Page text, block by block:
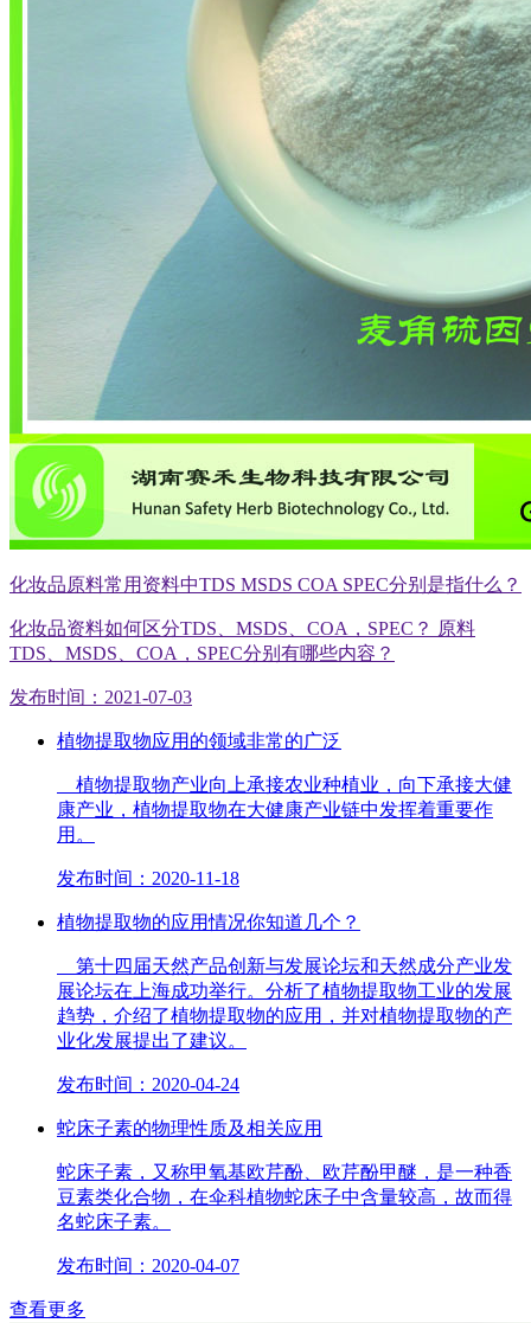
化妆品原料常用资料中TDS MSDS COA SPEC分别是指什么？
化妆品资料如何区分TDS、MSDS、COA，SPEC？ 原料
TDS、MSDS、COA，SPEC分别有哪些内容？
发布时间：2021-07-03
植物提取物应用的领域非常的广泛
植物提取物产业向上承接农业种植业，向下承接大健
康产业，植物提取物在大健康产业链中发挥着重要作
用。
发布时间：2020-11-18
植物提取物的应用情况你知道几个？
第十四届天然产品创新与发展论坛和天然成分产业发
展论坛在上海成功举行。分析了植物提取物工业的发展
趋势，介绍了植物提取物的应用，并对植物提取物的产
业化发展提出了建议。
发布时间：2020-04-24
蛇床子素的物理性质及相关应用
蛇床子素，又称甲氧基欧芹酚、欧芹酚甲醚，是一种香
豆素类化合物，在伞科植物蛇床子中含量较高，故而得
名蛇床子素。
发布时间：2020-04-07
查看更多